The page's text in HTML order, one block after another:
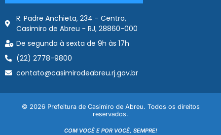
R. Padre Anchieta, 234 - Centro,
Casimiro de Abreu - RJ, 28860-000
De segunda à sexta de 9h às 17h
(22) 2778-9800
contato@casimirodeabreu.rj.gov.br
© 2026 Prefeitura de Casimiro de Abreu. Todos os direitos
reservados.
COM VOCÊ E POR VOCÊ, SEMPRE!